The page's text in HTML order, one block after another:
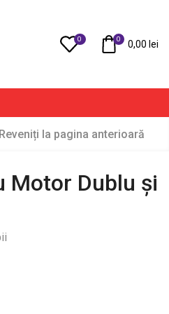
0 0 0,00 lei
Reveniți la pagina anterioară
Motor Dublu și